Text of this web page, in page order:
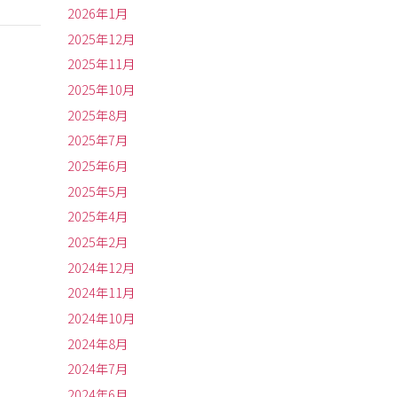
2026年1月
2025年12月
2025年11月
2025年10月
2025年8月
2025年7月
2025年6月
2025年5月
2025年4月
2025年2月
2024年12月
2024年11月
2024年10月
2024年8月
2024年7月